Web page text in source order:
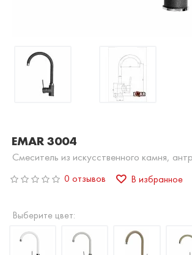
EMAR 3004
Смеситель из искусственного камня,
0 отзывов В избранное
Выберите цвет: